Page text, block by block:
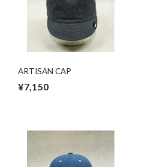
ARTISAN CAP
¥7,150